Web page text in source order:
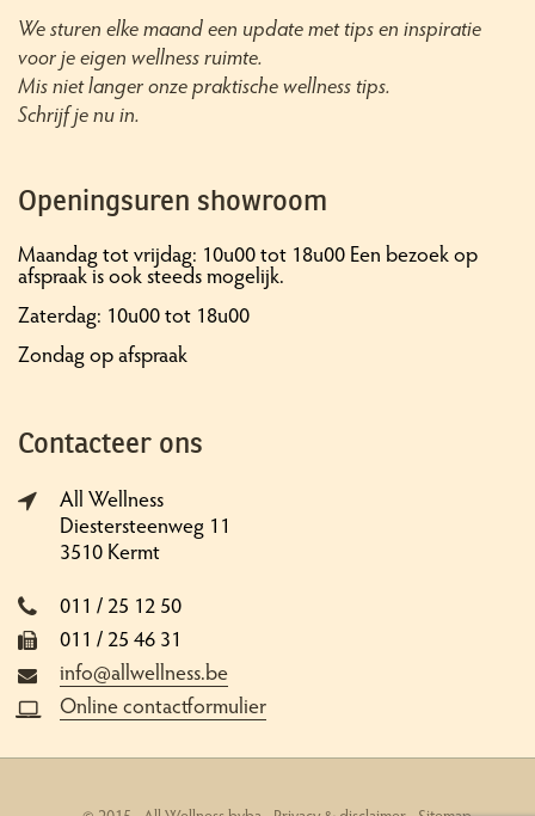
We sturen elke maand een update met tips en inspiratie
voor je eigen wellness ruimte.
Mis niet langer onze praktische wellness tips.
Schrijf je nu in.
Openingsuren showroom
Maandag tot vrijdag: 10u00 tot 18u00 Een bezoek op
afspraak is ook steeds mogelijk.
Zaterdag: 10u00 tot 18u00
Zondag op afspraak
Contacteer ons
All Wellness
Diestersteenweg 11
3510 Kermt
011 / 25 12 50
011 / 25 46 31
info@allwellness.be
Online contactformulier